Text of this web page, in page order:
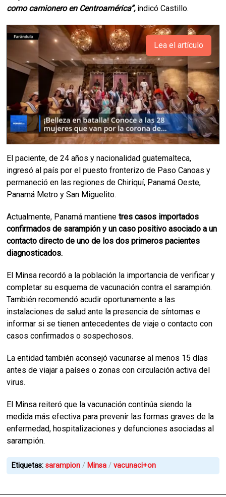
como camionero en Centroamérica”,indicó Castillo.
Lea el artículo
El paciente, de 24 años y nacionalidad guatemalteca,
ingresó al país por el puesto fronterizo de Paso Canoas y
permaneció en las regiones de Chiriquí, Panamá Oeste,
Panamá Metro y San Miguelito.
Actualmente, Panamá mantiene tres casos importados
confirmados de sarampión y un caso positivo asociado a un
contacto directo de uno de los dos primeros pacientes
diagnosticados.
El Minsa recordó a la población la importancia de verificar y
completar su esquema de vacunación contra el sarampión.
También recomendó acudir oportunamente a las
instalaciones de salud ante la presencia de síntomas e
informar si se tienen antecedentes de viaje o contacto con
casos confirmados o sospechosos.
La entidad también aconsejó vacunarse al menos 15 días
antes de viajar a países o zonas con circulación activa del
virus.
El Minsa reiteró que la vacunación continúa siendo la
medida más efectiva para prevenir las formas graves de la
enfermedad, hospitalizaciones y defunciones asociadas al
sarampión.
Etiquetas:sarampion Minsa vacunaci+on